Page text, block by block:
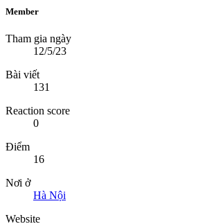
Member
Tham gia ngày
12/5/23
Bài viết
131
Reaction score
0
Điểm
16
Nơi ở
Hà Nội
Website